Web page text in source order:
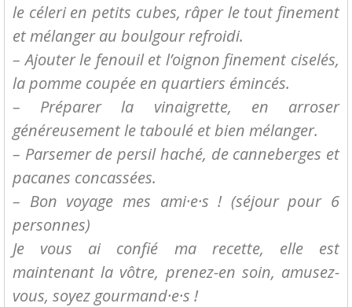
le céleri en petits cubes, râper le tout finement
et mélanger au boulgour refroidi.
– Ajouter le fenouil et l’oignon finement ciselés,
la pomme coupée en quartiers émincés.
– Préparer la vinaigrette, en arroser
généreusement le taboulé et bien mélanger.
– Parsemer de persil haché, de canneberges et
pacanes concassées.
– Bon voyage mes ami·e·s ! (séjour pour 6
personnes)
Je vous ai confié ma recette, elle est
maintenant la vôtre, prenez-en soin, amusez-
vous, soyez gourmand·e·s !